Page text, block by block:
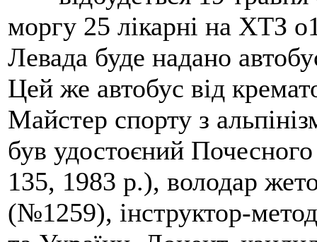
моргу 25 лікарні на ХТЗ
Левада буде надано
Цей же автобус від
Майстер спорту з
був удостоєний
135, 1983 р.), володар
(№1259), інструктор-